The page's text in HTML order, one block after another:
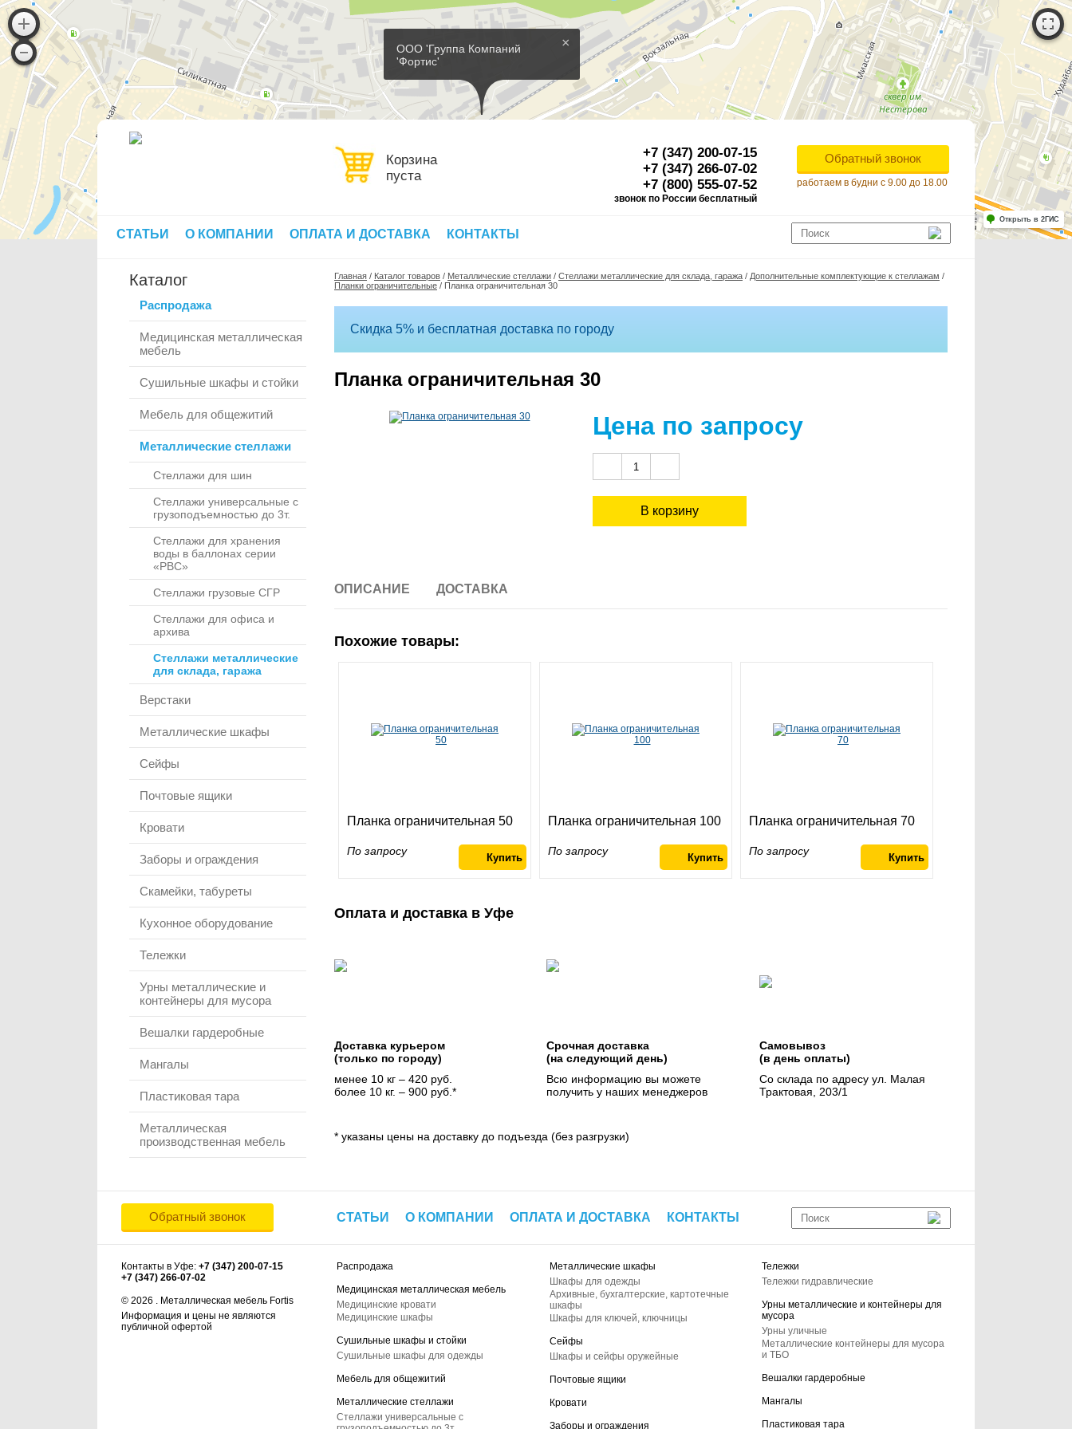
×
ООО 'Группа Компаний
'Фортис'
Работает на API 2ГИС
Лицензионное соглашение
Для корректной работы Raster JS API нужен ключ. Помощь: api@2gis.ru
Открыть в 2ГИС
Корзина
пуста
+7 (347) 200-07-15
+7 (347) 266-07-02
+7 (800) 555-07-52
звонок по России бесплатный
Обратный звонок
работаем в будни с 9.00 до 18.00
СТАТЬИ О КОМПАНИИ ОПЛАТА И ДОСТАВКА КОНТАКТЫ
Каталог
Распродажа
Медицинская металлическая
мебель
Сушильные шкафы и стойки
Мебель для общежитий
Металлические стеллажи
Стеллажи для шин
Стеллажи универсальные с
грузоподъемностью до 3т.
Стеллажи для хранения
воды в баллонах серии
«РВС»
Стеллажи грузовые СГР
Стеллажи для офиса и
архива
Стеллажи металлические
для склада, гаража
Верстаки
Металлические шкафы
Сейфы
Почтовые ящики
Кровати
Заборы и ограждения
Скамейки, табуреты
Кухонное оборудование
Тележки
Урны металлические и
контейнеры для мусора
Вешалки гардеробные
Мангалы
Пластиковая тара
Металлическая
производственная мебель
Главная / Каталог товаров / Металлические стеллажи / Стеллажи металлические для склада, гаража / Дополнительные комплектующие к стеллажам /
Планки ограничительные / Планка ограничительная 30
Скидка 5% и бесплатная доставка по городу
Планка ограничительная 30
Цена по запросу
ОПИСАНИЕ ДОСТАВКА
Похожие товары:
Планка ограничительная 50
По запросу
Планка ограничительная 100
По запросу
Планка ограничительная 70
По запросу
Оплата и доставка в Уфе
Доставка курьером
(только по городу)
менее 10 кг – 420 руб.
более 10 кг. – 900 руб.*
Срочная доставка
(на следующий день)
Всю информацию вы можете
получить у наших менеджеров
Самовывоз
(в день оплаты)
Со склада по адресу ул. Малая
Трактовая, 203/1
* указаны цены на доставку до подъезда (без разгрузки)
Обратный звонок СТАТЬИ О КОМПАНИИ ОПЛАТА И ДОСТАВКА КОНТАКТЫ
Контакты в Уфе: +7 (347) 200-07-15
+7 (347) 266-07-02
© 2026 . Металлическая мебель Fortis
Информация и цены не являются
публичной офертой
Распродажа
Медицинская металлическая мебель
Медицинские кровати
Медицинские шкафы
Сушильные шкафы и стойки
Сушильные шкафы для одежды
Мебель для общежитий
Металлические стеллажи
Стеллажи универсальные с
Металлические шкафы
Шкафы для одежды
Архивные, бухгалтерские, картотечные
шкафы
Шкафы для ключей, ключницы
Сейфы
Шкафы и сейфы оружейные
Почтовые ящики
Кровати
Заборы и ограждения
Тележки
Тележки гидравлические
Урны металлические и контейнеры для
мусора
Урны уличные
Металлические контейнеры для мусора
и ТБО
Вешалки гардеробные
Мангалы
Пластиковая тара